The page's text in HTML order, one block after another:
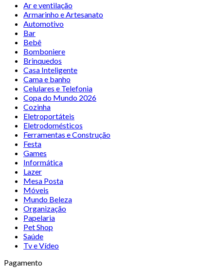
Ar e ventilação
Armarinho e Artesanato
Automotivo
Bar
Bebê
Bomboniere
Brinquedos
Casa Inteligente
Cama e banho
Celulares e Telefonia
Copa do Mundo 2026
Cozinha
Eletroportáteis
Eletrodomésticos
Ferramentas e Construção
Festa
Games
Informática
Lazer
Mesa Posta
Móveis
Mundo Beleza
Organização
Papelaria
Pet Shop
Saúde
Tv e Vídeo
Pagamento